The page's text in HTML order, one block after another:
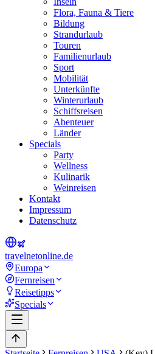
Flora, Fauna & Tiere
Bildung
Strandurlaub
Touren
Familienurlaub
Sport
Mobilität
Unterkünfte
Winterurlaub
Schiffsreisen
Abenteuer
Länder
Specials
Party
Wellness
Kulinarik
Weinreisen
Kontakt
Impressum
Datenschutz
travelnetonline.de
Europa
Fernreisen
Reisetipps
Specials